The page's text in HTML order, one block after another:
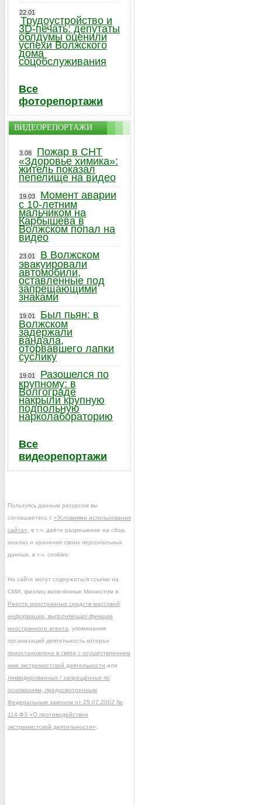
22.01
Трудоустройство и
3D-печать: депутаты
облдумы оценили
успехи Волжского
дома
соцобслуживания
Все
фоторепортажи
ВИДЕОРЕПОРТАЖИ
3.08
Пожар в СНТ
«Здоровье химика»:
житель показал
пепелище на видео
19.03
Момент аварии
с 10-летним
мальчиком на
Карбышева в
Волжском попал на
видео
23.01
В Волжском
эвакуировали
автомобили,
оставленные под
запрещающими
знаками
19.01
Был пьян: в
Волжском
задержали
вандала,
оторвавшего лапки
суслику
19.01
Разошелся по
крупному: в
Волгограде
накрыли крупную
подпольную
нарколабораторию
Все
видеорепортажи
Пользуясь данным ресурсом вы
соглашаетесь с «Условиями использования
сайта» , в т.ч. даёте разрешение на сбор,
анализ и хранение своих персональных
данных, в т.ч. cookies.
На сайте могут содержаться ссылки на
СМИ, физлиц включённые Минюстом в
Реестр иностранных средств массовой
информации, выполняющих функции
иностранного агента , упоминания
организаций деятельность которых
приостановлена в связи с осуществлением
ими экстремистской деятельности или
ликвидированных / запрещённых по
основаниям, предусмотренным
Федеральным законом от 25.07.2002 №
114-ФЗ «О противодействии
экстремистской деятельности»